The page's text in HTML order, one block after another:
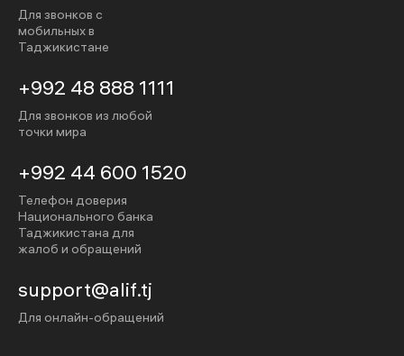
Для звонков с
мобильных в
Таджикистане
+992 48 888 1111
Для звонков из любой
точки мира
+992 44 600 1520
Телефон доверия
Национального банка
Таджикистана для
жалоб и обращений
support@alif.tj
Для онлайн-обращений